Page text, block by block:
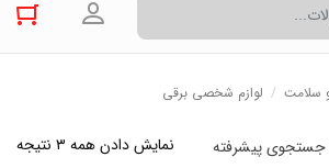
ورود به
سلامت / لوازم شخصی برقی
نمایش دادن همه ۳ نتیجه جستجوی پیشرفته